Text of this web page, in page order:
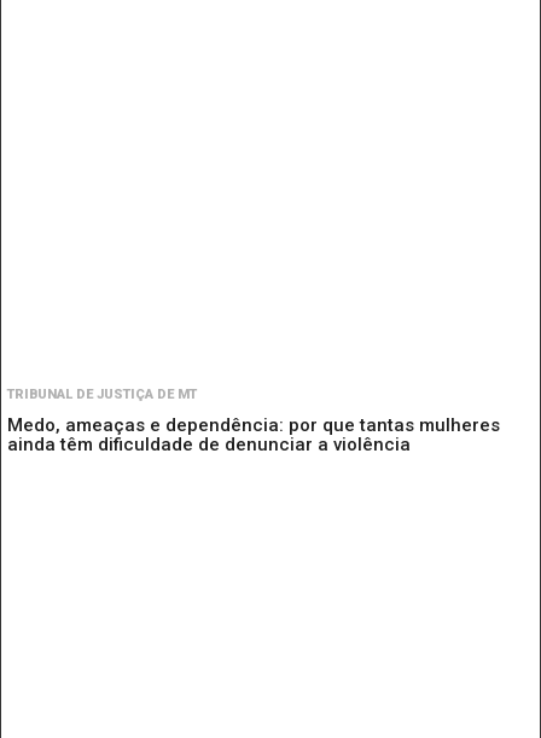
TRIBUNAL DE JUSTIÇA DE MT
Medo, ameaças e dependência: por que tantas mulheres
ainda têm dificuldade de denunciar a violência